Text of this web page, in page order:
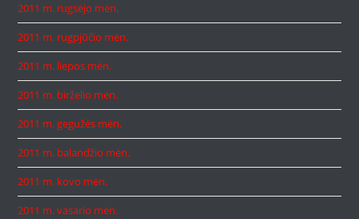
2011 m. rugsėjo mėn.
2011 m. rugpjūčio mėn.
2011 m. liepos mėn.
2011 m. birželio mėn.
2011 m. gegužės mėn.
2011 m. balandžio mėn.
2011 m. kovo mėn.
2011 m. vasario mėn.